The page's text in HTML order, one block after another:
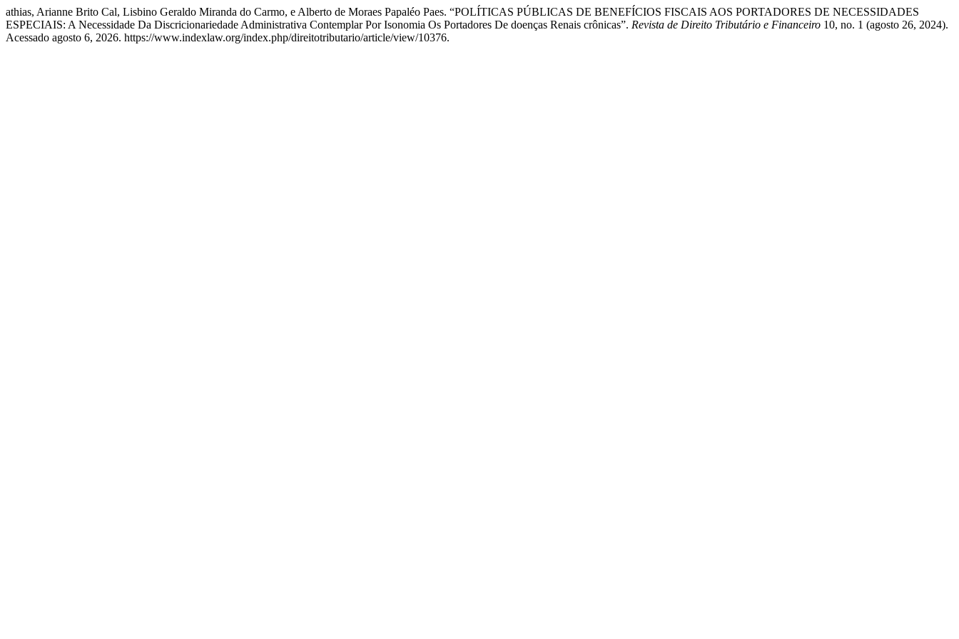
athias, Arianne Brito Cal, Lisbino Geraldo Miranda do Carmo, e Alberto de Moraes Papaléo Paes. “POLÍTICAS PÚBLICAS DE BENEFÍCIOS FISCAIS AOS PORTADORES DE NECESSIDADES
ESPECIAIS: A Necessidade Da Discricionariedade Administrativa Contemplar Por Isonomia Os Portadores De doenças Renais crônicas”. Revista de Direito Tributário e Financeiro 10, no. 1 (agosto 26, 2024).
Acessado agosto 6, 2026. https://www.indexlaw.org/index.php/direitotributario/article/view/10376.